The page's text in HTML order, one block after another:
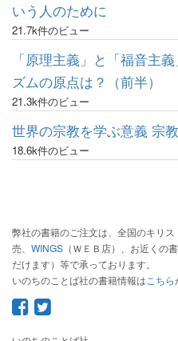
いう人のために
21.7k件のビュー
「原理主義」と「福音主
ズムの原点は？（前半）
21.3k件のビュー
世界の宗教を学ぶ意義 宗
18.6k件のビュー
弊社の書籍のご注文は、全国のキリ
売、 WINGS （ＷＥＢ店）、お近くの
だけます）等で承っております。
いのちのことば社の書籍情報は こちら